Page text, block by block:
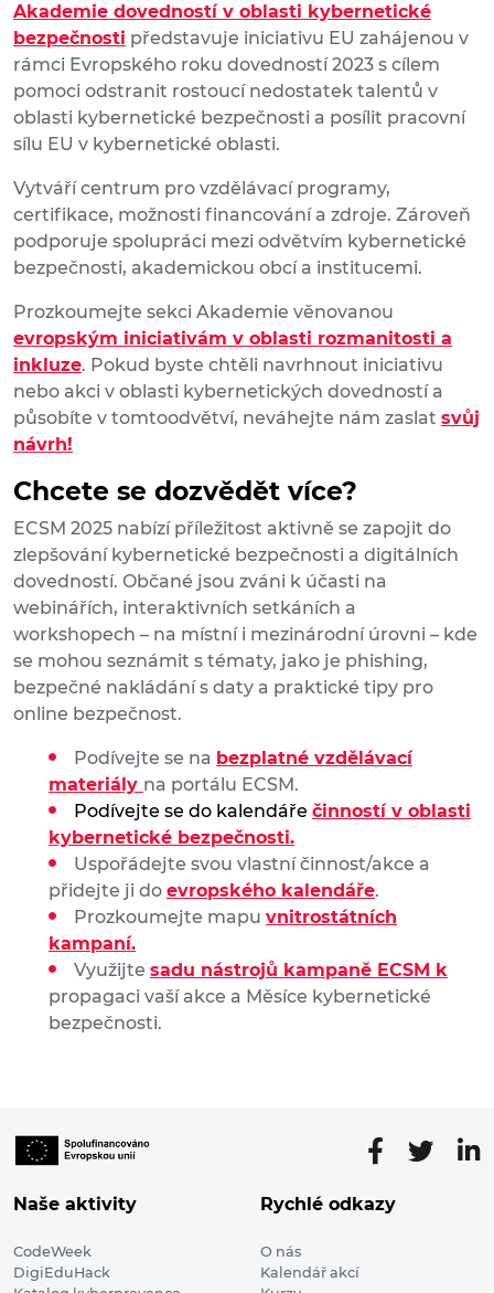
Akademie dovedností v oblasti kybernetické
bezpečnosti představuje iniciativu EU zahájenou v
rámci Evropského roku dovedností 2023 s cílem
pomoci odstranit rostoucí nedostatek talentů v
oblasti kybernetické bezpečnosti a posílit pracovní
sílu EU v kybernetické oblasti.
Vytváří centrum pro vzdělávací programy,
certifikace, možnosti financování a zdroje. Zároveň
podporuje spolupráci mezi odvětvím kybernetické
bezpečnosti, akademickou obcí a institucemi.
Prozkoumejte sekci Akademie věnovanou
evropským iniciativám v oblasti rozmanitosti a
inkluze. Pokud byste chtěli navrhnout iniciativu
nebo akci v oblasti kybernetických dovedností a
působíte v tomtoodvětví, neváhejte nám zaslat svůj
návrh!
Chcete se dozvědět více?
ECSM 2025 nabízí příležitost aktivně se zapojit do
zlepšování kybernetické bezpečnosti a digitálních
dovedností. Občané jsou zváni k účasti na
webinářích, interaktivních setkáních a
workshopech – na místní i mezinárodní úrovni – kde
se mohou seznámit s tématy, jako je phishing,
bezpečné nakládání s daty a praktické tipy pro
online bezpečnost.
Podívejte se na bezplatné vzdělávací
materiály na portálu ECSM.
Podívejte se do kalendáře činností v oblasti
kybernetické bezpečnosti.
Uspořádejte svou vlastní činnost/akce a
přidejte ji do evropského kalendáře.
Prozkoumejte mapu vnitrostátních
kampaní.
Využijte sadu nástrojů kampaně ECSM k
propagaci vaší akce a Měsíce kybernetické
bezpečnosti.
Naše aktivity
CodeWeek
DigiEduHack
Rychlé odkazy
O nás
Kalendář akcí